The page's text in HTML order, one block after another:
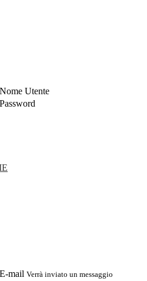
Nome Utente
Password
E-mail Verrà inviato un messaggio